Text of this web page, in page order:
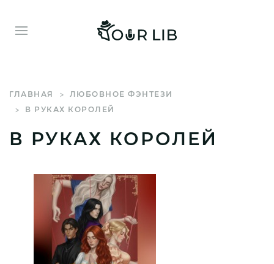
ГЛАВНАЯ
ЛЮБОВНОЕ ФЭНТЕЗИ
В РУКАХ КОРОЛЕЙ
В РУКАХ КОРОЛЕЙ